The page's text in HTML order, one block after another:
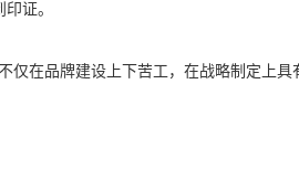
证。
仅在品牌建设上下苦工，在战略制定上具